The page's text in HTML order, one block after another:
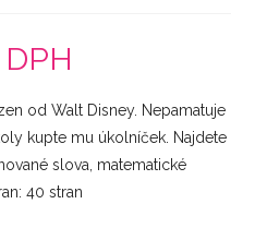
od Walt Disney. Nepamatuje
kupte mu úkolníček. Najdete
slova, matematické
40 stran